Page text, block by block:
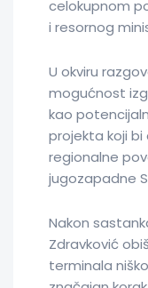
celokupnom
i resornog
U okviru
mogućnost
kao
projekta koji
regionalne
jugozapadne
Nakon
Zdravković
terminala